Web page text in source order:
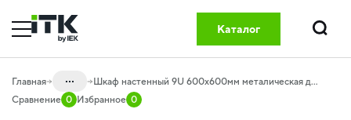
Каталог
Поиск
Главная ...
Шкаф настенный 9U 600х600мм металическая дверь черный GENERICA
Сравнение 0 Избранное 0